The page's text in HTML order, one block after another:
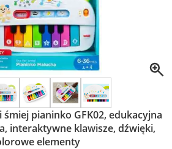
śmiej pianinko GFK02, edukacyjna
interaktywne klawisze, dźwięki,
elementy